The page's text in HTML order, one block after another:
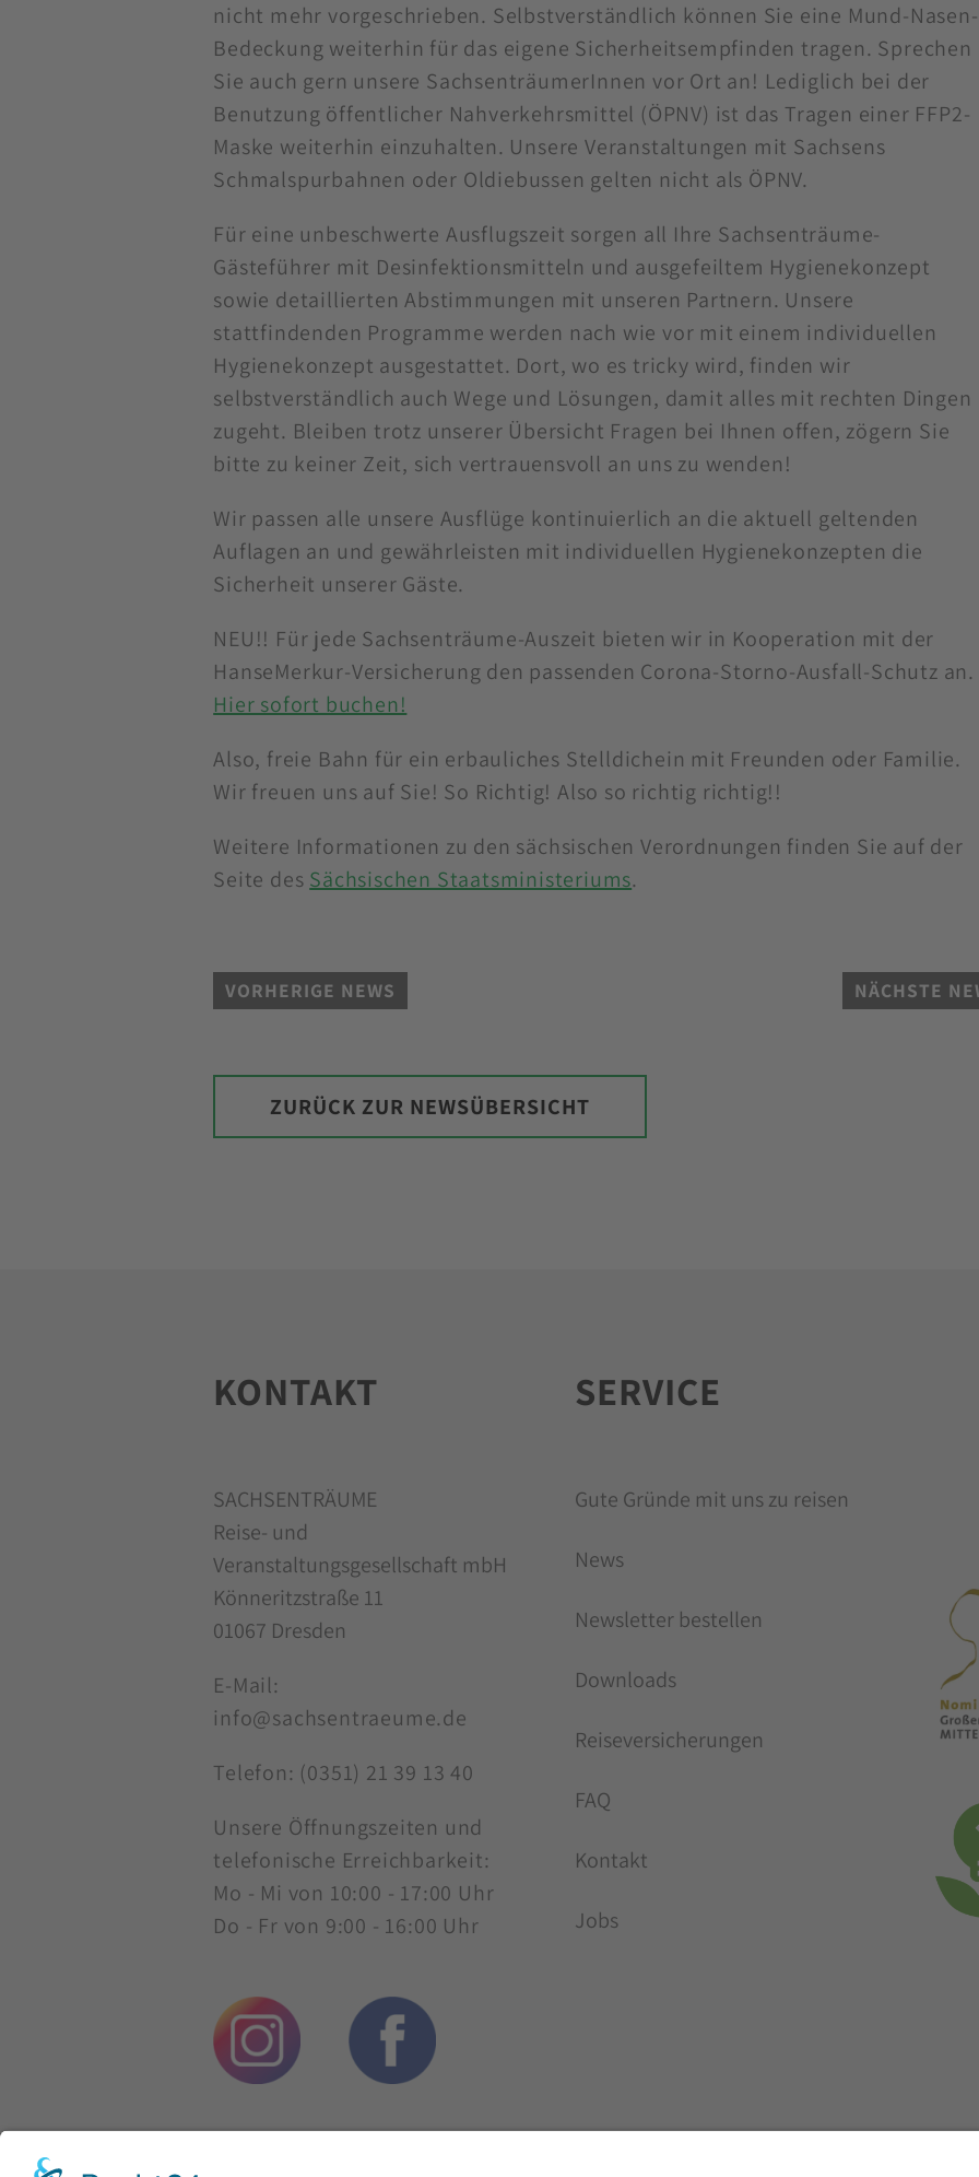
nicht mehr vorgeschrieben. Selbstverständlich können Sie eine Mund-Nasen-
Bedeckung weiterhin für das eigene Sicherheitsempfinden tragen. Sprechen
Sie auch gern unsere SachsenträumerInnen vor Ort an! Lediglich bei der
Benutzung öffentlicher Nahverkehrsmittel (ÖPNV) ist das Tragen einer FFP2-
Maske weiterhin einzuhalten. Unsere Veranstaltungen mit Sachsens
Schmalspurbahnen oder Oldiebussen gelten nicht als ÖPNV.
Für eine unbeschwerte Ausflugszeit sorgen all Ihre Sachsenträume-
Gästeführer mit Desinfektionsmitteln und ausgefeiltem Hygienekonzept
sowie detaillierten Abstimmungen mit unseren Partnern. Unsere
stattfindenden Programme werden nach wie vor mit einem individuellen
Hygienekonzept ausgestattet. Dort, wo es tricky wird, finden wir
selbstverständlich auch Wege und Lösungen, damit alles mit rechten Dingen
zugeht. Bleiben trotz unserer Übersicht Fragen bei Ihnen offen, zögern Sie
bitte zu keiner Zeit, sich vertrauensvoll an uns zu wenden!
Wir passen alle unsere Ausflüge kontinuierlich an die aktuell geltenden
Auflagen an und gewährleisten mit individuellen Hygienekonzepten die
Sicherheit unserer Gäste.
NEU!! Für jede Sachsenträume-Auszeit bieten wir in Kooperation mit der
HanseMerkur-Versicherung den passenden Corona-Storno-Ausfall-Schutz an.
Hier sofort buchen!
Also, freie Bahn für ein erbauliches Stelldichein mit Freunden oder Familie.
Wir freuen uns auf Sie! So Richtig! Also so richtig richtig!!
Weitere Informationen zu den sächsischen Verordnungen finden Sie auf der
Seite des Sächsischen Staatsministeriums.
VORHERIGE NEWS NÄCHSTE
ZURÜCK ZUR NEWSÜBERSICHT
KONTAKT
SACHSENTRÄUME
Reise- und
Veranstaltungsgesellschaft mbH
Könneritzstraße 11
01067 Dresden
E-Mail:
info@sachsentraeume.de
Telefon: (0351) 21 39 13 40
Unsere Öffnungszeiten und
telefonische Erreichbarkeit:
Mo - Mi von 10:00 - 17:00 Uhr
Do - Fr von 9:00 - 16:00 Uhr
SERVICE
Gute Gründe mit uns zu reisen
News
Newsletter bestellen
Downloads
Reiseversicherungen
FAQ
Kontakt
Jobs